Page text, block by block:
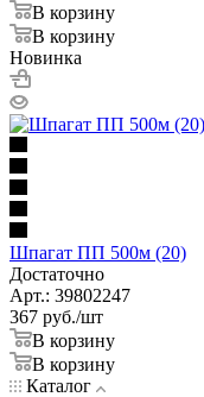
В корзину
В корзину
Новинка
Шпагат ПП 500м (20)
Достаточно
Арт.: 39802247
367 руб./шт
В корзину
В корзину
Каталог